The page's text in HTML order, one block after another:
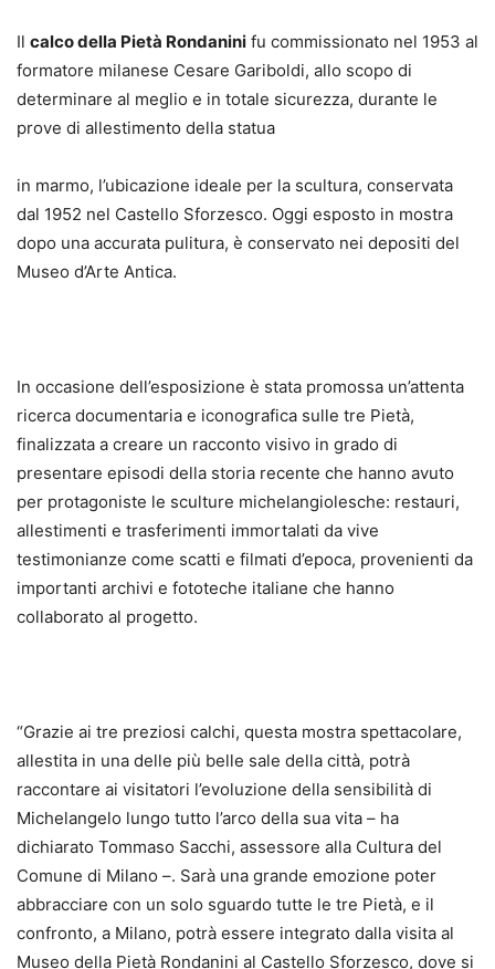
Il calco della Pietà Rondanini fu commissionato nel 1953 al
formatore milanese Cesare Gariboldi, allo scopo di
determinare al meglio e in totale sicurezza, durante le
prove di allestimento della statua
in marmo, l’ubicazione ideale per la scultura, conservata
dal 1952 nel Castello Sforzesco. Oggi esposto in mostra
dopo una accurata pulitura, è conservato nei depositi del
Museo d’Arte Antica.
In occasione dell’esposizione è stata promossa un’attenta
ricerca documentaria e iconografica sulle tre Pietà,
finalizzata a creare un racconto visivo in grado di
presentare episodi della storia recente che hanno avuto
per protagoniste le sculture michelangiolesche: restauri,
allestimenti e trasferimenti immortalati da vive
testimonianze come scatti e filmati d’epoca, provenienti da
importanti archivi e fototeche italiane che hanno
collaborato al progetto.
“Grazie ai tre preziosi calchi, questa mostra spettacolare,
allestita in una delle più belle sale della città, potrà
raccontare ai visitatori l’evoluzione della sensibilità di
Michelangelo lungo tutto l’arco della sua vita – ha
dichiarato Tommaso Sacchi, assessore alla Cultura del
Comune di Milano –. Sarà una grande emozione poter
abbracciare con un solo sguardo tutte le tre Pietà, e il
confronto, a Milano, potrà essere integrato dalla visita al
Museo della Pietà Rondanini al Castello Sforzesco, dove si